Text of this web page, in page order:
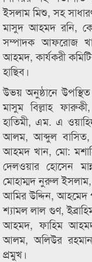
ইসলাম মিশু, সহ
মাসুদ আহমদ রনি,
সম্পাদক আফরোজ
আহমদ, কার্যকরী
হাছিব।
উভয় অনুষ্ঠানে
মাসুম বিল্লাহ
হাতিমী, এম. এ
আলম, আব্দুল বাসিত,
আহমদ খান, মো:
দেলওয়ার হোসেন
মোহাম্মদ নুরুল
আমির উদ্দিন, আহমেদ
শ্যামল লাল গুণ,
আহমদ, ফাহিম
আলম, অলিউর
প্রমুখ।